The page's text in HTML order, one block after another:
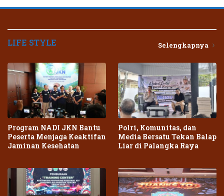
LIFE STYLE Selengkapnya
Program NADI JKN Bantu
Peserta Menjaga Keaktifan
Jaminan Kesehatan
Polri, Komunitas, dan
Media Bersatu Tekan Balap
Liar di Palangka Raya